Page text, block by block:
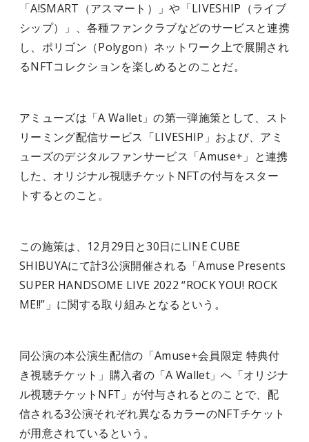
「A!SMART（アスマート）」や「LIVESHIP（ライブ
シップ）」、各種ファンクラブなどのサービスと連携
し、ポリゴン（Polygon）ネットワーク上で展開され
るNFTコレクションを楽しめるとのことだ。
アミューズは「A Wallet」の第一弾施策として、スト
リーミング配信サービス「LIVESHIP」および、アミ
ューズのデジタルファンサービス「Amuse+」と連携
した、オリジナル視聴チケットNFTの付与をスター
トするとのこと。
この施策は、12月29日と30日にLINE CUBE
SHIBUYAにて計3公演開催される「Amuse Presents
SUPER HANDSOME LIVE 2022 “ROCK YOU! ROCK
ME!!”」に関する取り組みとなるという。
同公演の本公演生配信の「Amuse+会員限定 特典付
き視聴チケット」購入者の「A Wallet」へ「オリジナ
ル視聴チケットNFT」が付与されるとのことで、配
信される3公演それぞれ異なるカラーのNFTチケット
が用意されているという。